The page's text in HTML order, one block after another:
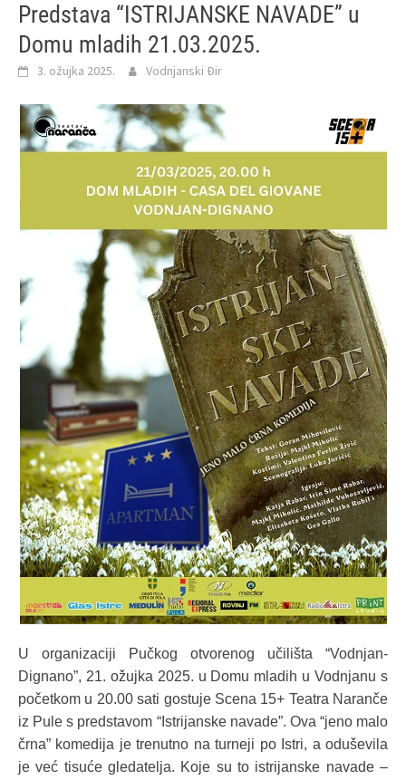
Predstava “ISTRIJANSKE NAVADE” u
Domu mladih 21.03.2025.
3. ožujka 2025. Vodnjanski Đir
U organizaciji Pučkog otvorenog učilišta “Vodnjan-
Dignano”, 21. ožujka 2025. u Domu mladih u Vodnjanu s
početkom u 20.00 sati gostuje Scena 15+ Teatra Naranče
iz Pule s predstavom “Istrijanske navade”. Ova “jeno malo
črna” komedija je trenutno na turneji po Istri, a oduševila
je već tisuće gledatelja. Koje su to istrijanske navade –